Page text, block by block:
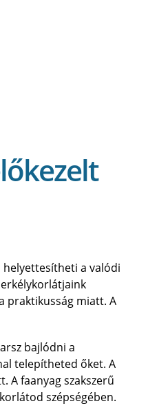
a valódi
praktikusság miatt. A
bajlódni a
telepítheted őket. A
A faanyag szakszerű
szépségében.